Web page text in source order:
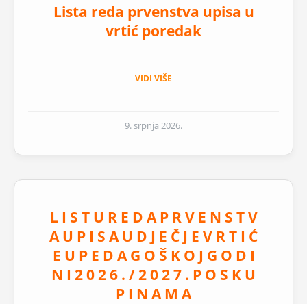
Lista reda prvenstva upisa u
vrtić poredak
VIDI VIŠE
9. srpnja 2026.
L I S T U R E D A P R V E N S T V
A U P I S A U D J E Č J E V R T I Ć
E U P E D A G O Š K O J G O D I
N I 2 0 2 6 . / 2 0 2 7 . P O S K U
P I N A M A